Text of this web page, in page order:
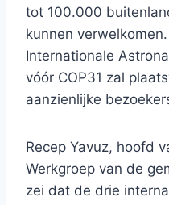
tot 100.000
kunnen
Internationale
vóór COP31 zal
aanzienlijke
Recep Yavuz, hoofd
Werkgroep van de
zei dat de drie